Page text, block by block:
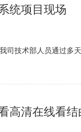
统项目现场
术部人员通过多天的连
高清在线看